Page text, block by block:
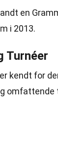
en
i 2013.
Turnéer
kendt for
omfattende